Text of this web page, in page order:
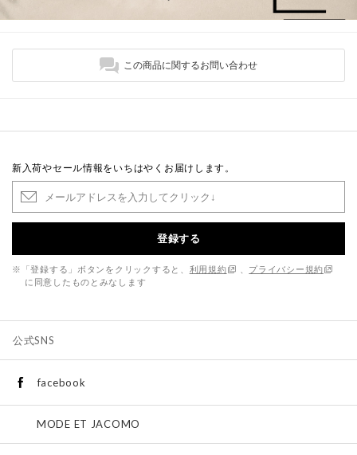
この商品に関するお問い合わせ
新入荷やセール情報をいちはやくお届けします。
登録する
※「登録する」ボタンをクリックすると、 利用規約
プライバシー規約
に同意したものとみなします
公式SNS
facebook
MODE ET JACOMO